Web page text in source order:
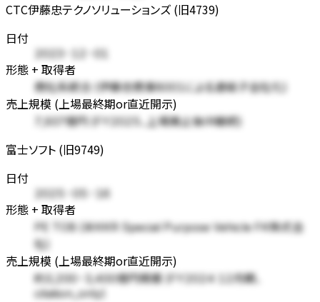
CTC伊藤忠テクノソリューションズ (旧4739)
日付
2023-12-01
形態 + 取得者
商社系統合 (伊藤忠商事8001による連結子会社化)
売上規模 (上場最終期or直近開示)
7,937億円 (FY2025、上場廃止後IR継続)
富士ソフト (旧9749)
日付
2025-05-16
形態 + 取得者
PE TOB (米KKR Special Purpose Vehicle FK株式会
社)
売上規模 (上場最終期or直近開示)
約3,200-3,400億円規模 (FY2024 12月期、
citation_only)